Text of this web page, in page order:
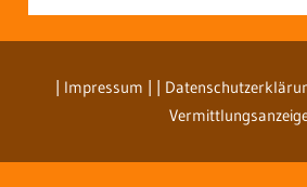
| Impressum | |